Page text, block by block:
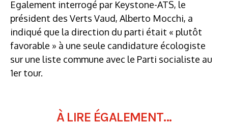
Egalement interrogé par Keystone-ATS, le
président des Verts Vaud, Alberto Mocchi, a
indiqué que la direction du parti était « plutôt
favorable » à une seule candidature écologiste
sur une liste commune avec le Parti socialiste au
1er tour.
À LIRE ÉGALEMENT...